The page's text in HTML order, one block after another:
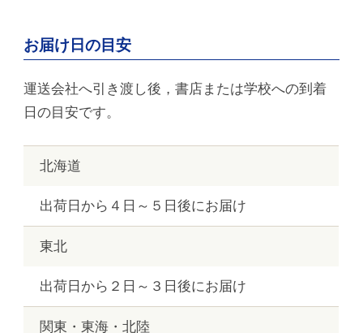
お届け日の目安
運送会社へ引き渡し後，書店または学校への到着
日の目安です。
北海道
出荷日から４日～５日後にお届け
東北
出荷日から２日～３日後にお届け
関東・東海・北陸